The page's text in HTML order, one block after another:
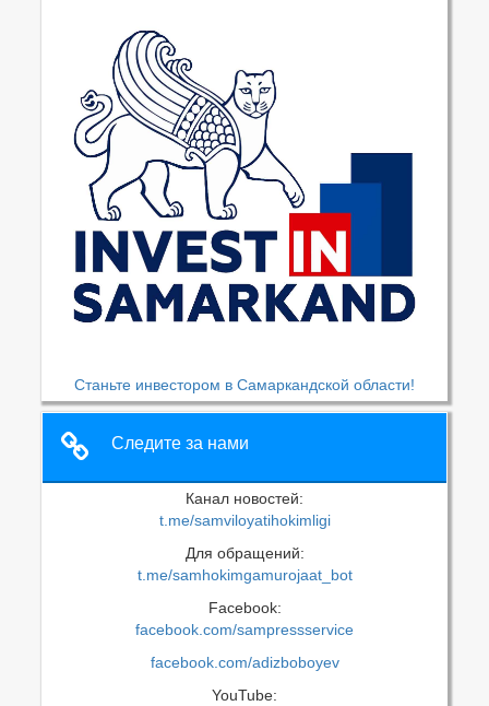
Станьте инвестором в Самаркандской области!
Следите за нами
Канал новостей:
t.me/samviloyatihokimligi
Для обращений:
t.me/samhokimgamurojaat_bot
Facebook:
facebook.com/sampressservice
facebook.com/adizboboyev
YouTube: